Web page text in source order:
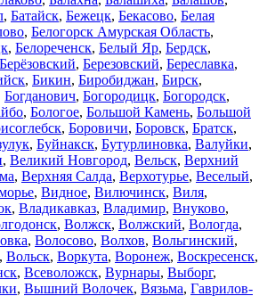
, Батайск, Бежецк, Бекасово, Белая
, Белогорск Амурская Область,
, Белореченск, Белый Яр, Бердск,
Берёзовский, Березовский, Береславка,
, Бикин, Биробиджан, Бирск,
Богданович, Богородицк, Богородск,
, Бологое, Большой Камень, Большой
, Боровичи, Боровск, Братск,
, Буйнакск, Бутурлиновка, Валуйки,
, Великий Новгород, Вельск, Верхний
, Верхняя Салда, Верхотурье, Веселый,
, Видное, Вилючинск, Виля,
, Владикавказ, Владимир, Внуково,
, Волжск, Волжский, Вологда,
, Волосово, Волхов, Вольгинский,
, Вольск, Воркута, Воронеж, Воскресенск,
, Всеволожск, Вурнары, Выборг,
, Вышний Волочек, Вязьма, Гаврилов-